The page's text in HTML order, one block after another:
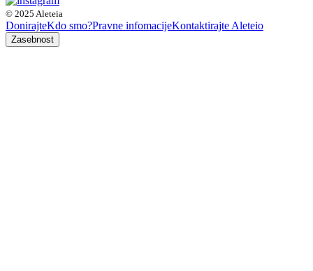
© 2025 Aleteia
DonirajteKdo smo?Pravne infomacijeKontaktirajte Aleteio
Zasebnost